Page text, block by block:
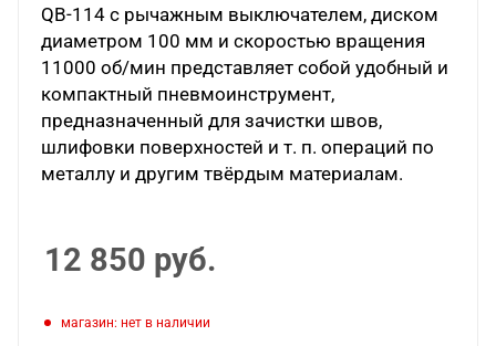
QB-114 с рычажным выключателем, диском
диаметром 100 мм и скоростью вращения
11000 об/мин представляет собой удобный и
компактный пневмоинструмент,
предназначенный для зачистки швов,
шлифовки поверхностей и т. п. операций по
металлу и другим твёрдым материалам.
12 850 руб.
Магазин: нет в наличии